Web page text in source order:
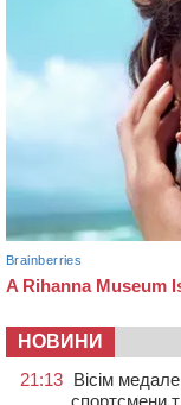
НОВИНИ
21:13 Вісім
спортсмени